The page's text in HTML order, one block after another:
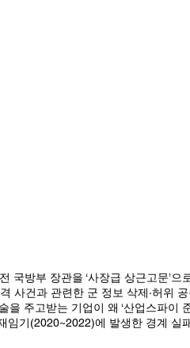
사건과 관련한 군 정보 삭제·허위
주고받는 기업이 왜 ‘산업스파이
기(2020~2022)에 발생한 경계 실